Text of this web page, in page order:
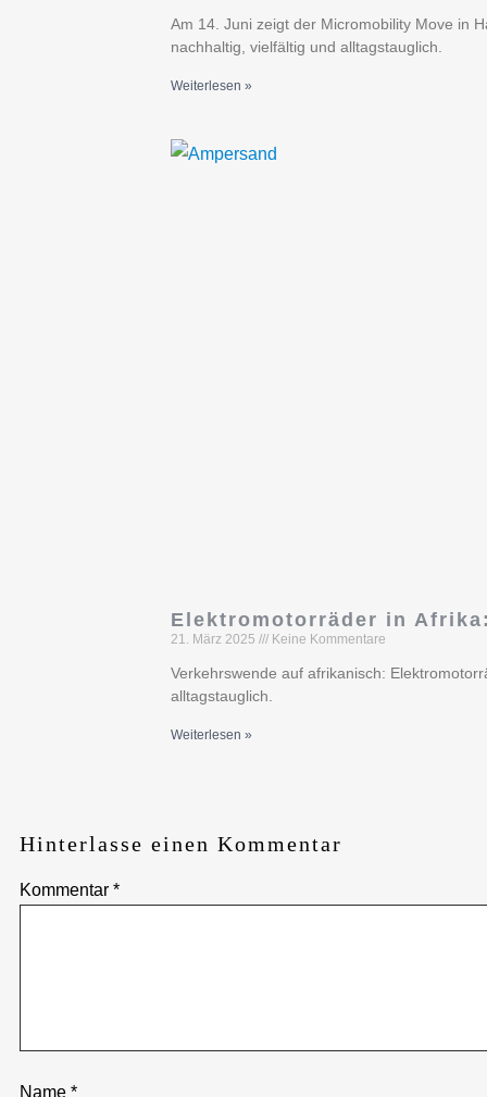
Am 14. Juni zeigt der Micromobility Move in
nachhaltig, vielfältig und alltagstauglich.
Weiterlesen »
Elektromotorräder in
21. März 2025 Keine Kommentare
Verkehrswende auf afrikanisch:
alltagstauglich.
Weiterlesen »
Hinterlasse einen Kommentar
Kommentar *
Name *